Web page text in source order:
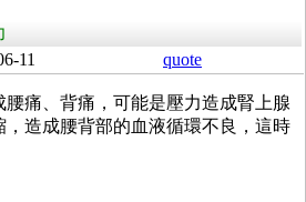
11 quote
痛、背痛，可能是壓力造成腎上腺
造成腰背部的血液循環不良，這時